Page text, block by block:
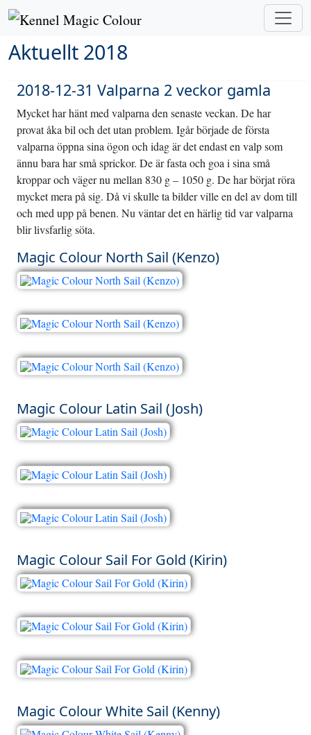
Aktuellt 2018
2018-12-31 Valparna 2 veckor gamla
Mycket har hänt med valparna den senaste veckan. De har
provat åka bil och det utan problem. Igår började de första
valparna öppna sina ögon och idag är det endast en valp som
ännu bara har små sprickor. De är fasta och goa i sina små
kroppar och väger nu mellan 830 g – 1050 g. De har börjat röra
mycket mera på sig. Då vi skulle ta bilder ville en del av dom till
och med upp på benen. Nu väntar det en härlig tid var valparna
blir livsfarlig söta.
Magic Colour North Sail (Kenzo)
Magic Colour Latin Sail (Josh)
Magic Colour Sail For Gold (Kirin)
Magic Colour White Sail (Kenny)